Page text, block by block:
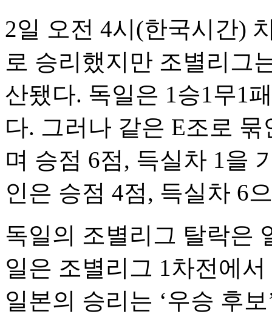
2일 오전 4시(한국시간)
로 승리했지만 조별리그
산됐다. 독일은 1승1무1
다. 그러나 같은 E조로
며 승점 6점, 득실차 1을
인은 승점 4점, 득실차 6
독일의 조별리그 탈락은
일은 조별리그 1차전에
일본의 승리는 ‘우승 후